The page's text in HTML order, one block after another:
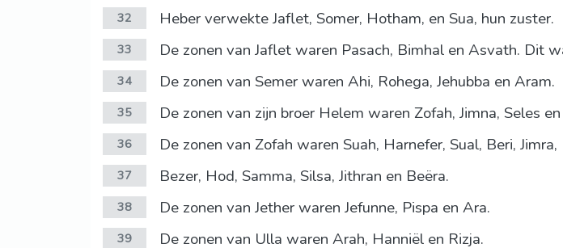
32 Heber verwekte Jaflet, Somer, Hotham, en Sua, hun zuster.
33 De zonen van Jaflet waren Pasach, Bimhal en Asvath. Dit
34 De zonen van Semer waren Ahi, Rohega, Jehubba en Aram.
35 De zonen van zijn broer Helem waren Zofah, Jimna, Seles
36 De zonen van Zofah waren Suah, Harnefer, Sual, Beri, Jimra,
37 Bezer, Hod, Samma, Silsa, Jithran en Beëra.
38 De zonen van Jether waren Jefunne, Pispa en Ara.
39 De zonen van Ulla waren Arah, Hanniël en Rizja.